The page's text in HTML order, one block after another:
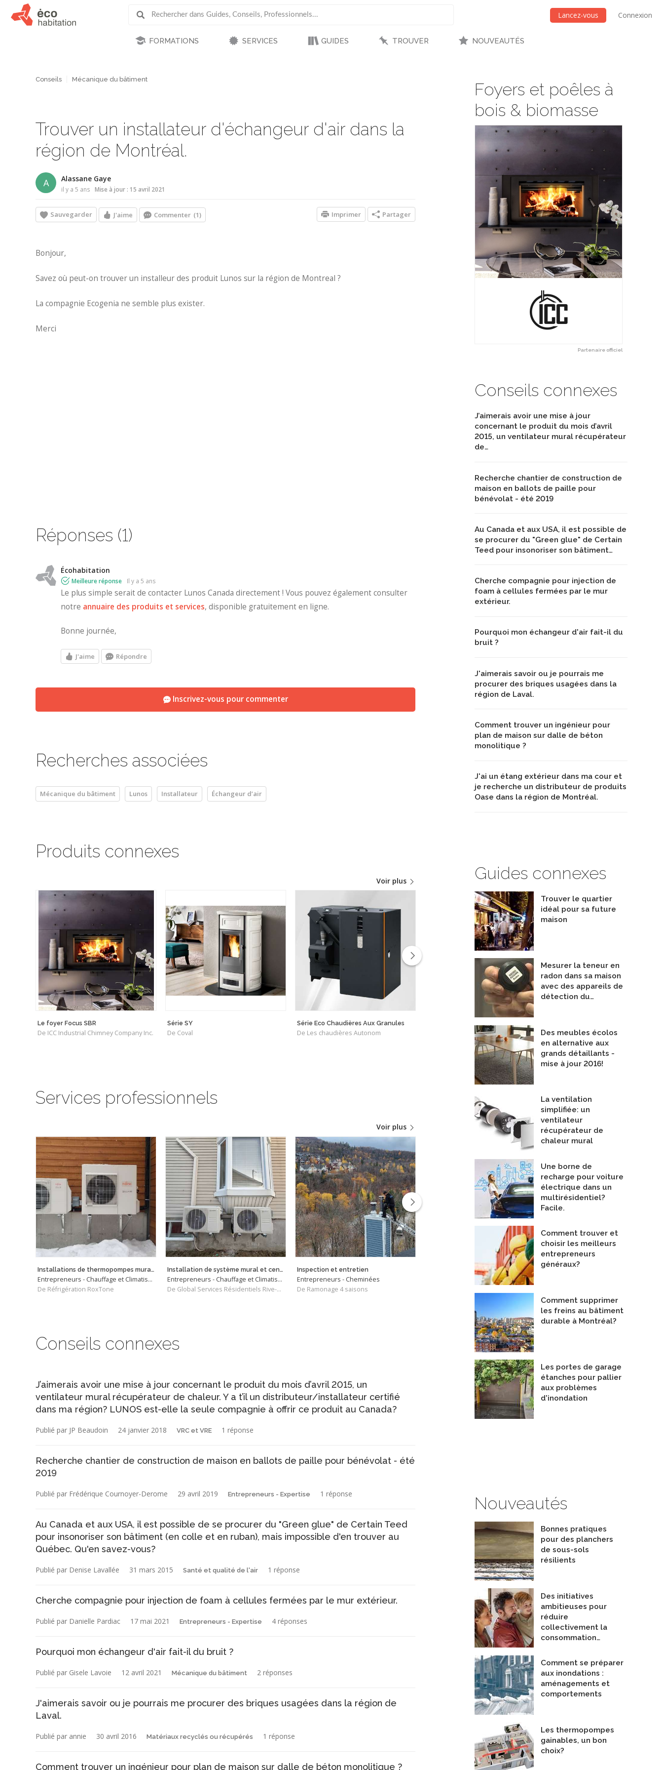
Lancez-vous Connexion
FORMATIONS SERVICES GUIDES TROUVER NOUVEAUTÉS
Foyers et poêles à
bois & biomasse
Partenaire officiel
Conseils connexes
J’aimerais avoir une mise à jour
concernant le produit du mois d’avril
2015, un ventilateur mural récupérateur
de…
Recherche chantier de construction de
maison en ballots de paille pour
bénévolat - été 2019
Au Canada et aux USA, il est possible de
se procurer du "Green glue" de Certain
Teed pour insonoriser son bâtiment…
Cherche compagnie pour injection de
foam à cellules fermées par le mur
extérieur.
Pourquoi mon échangeur d'air fait-il du
bruit ?
J'aimerais savoir ou je pourrais me
procurer des briques usagées dans la
région de Laval.
Comment trouver un ingénieur pour
plan de maison sur dalle de béton
monolitique ?
J'ai un étang extérieur dans ma cour et
je recherche un distributeur de produits
Oase dans la région de Montréal.
Guides connexes
Trouver le quartier
idéal pour sa future
maison
Mesurer la teneur en
radon dans sa maison
avec des appareils de
détection du…
Des meubles écolos
en alternative aux
grands détaillants -
mise à jour 2016!
La ventilation
simplifiée: un
ventilateur
récupérateur de
chaleur mural
Une borne de
recharge pour voiture
électrique dans un
multirésidentiel?
Facile.
Comment trouver et
choisir les meilleurs
entrepreneurs
généraux?
Comment supprimer
les freins au bâtiment
durable à Montréal?
Les portes de garage
étanches pour pallier
aux problèmes
d'inondation
Nouveautés
Bonnes pratiques
pour des planchers
de sous-sols
résilients
Des initiatives
ambitieuses pour
réduire
collectivement la
consommation…
Comment se préparer
aux inondations :
aménagements et
comportements
Les thermopompes
gainables, un bon
choix?
Conseils Mécanique du bâtiment
Trouver un installateur d'échangeur d'air dans la
région de Montréal.
A Alassane Gaye
il y a 5 ans Mise à jour : 15 avril 2021
Sauvegarder J'aime Commenter (1) Partager
Imprimer
Bonjour,
Savez où peut-on trouver un installeur des produit Lunos sur la région de Montreal ?
La compagnie Ecogenia ne semble plus exister.
Merci
Réponses (1)
Écohabitation
Meilleure réponse il y a 5 ans
Le plus simple serait de contacter Lunos Canada directement ! Vous pouvez également consulter
notre annuaire des produits et services, disponible gratuitement en ligne.
Bonne journée,
J'aime Répondre
Inscrivez-vous pour commenter
Recherches associées
Mécanique du bâtiment Lunos Installateur Échangeur d’air
Produits connexes
Voir plus
Le foyer Focus SBR
De ICC Industrial Chimney Company Inc.
Série SY
De Coval
Série Eco Chaudières Aux Granules
De Les chaudières Autonom De Lunos Canada
Services professionnels
Voir plus
Installations de thermopompes murales et centrales
Entrepreneurs - Chauffage et Climatisation
De Réfrigération RoxTone
Installation de système mural et central
Entrepreneurs - Chauffage et Climatisation
De Global Services Résidentiels Rive-Sud
Inspection et entretien
Entrepreneurs - Cheminées
De Ramonage 4 saisons
Nouveau système combiné
Conseils connexes
J’aimerais avoir une mise à jour concernant le produit du mois d’avril 2015, un
ventilateur mural récupérateur de chaleur. Y a t’il un distributeur/installateur certifié
dans ma région? LUNOS est-elle la seule compagnie à offrir ce produit au Canada?
Publié par JP Beaudoin 24 janvier 2018 VRC et VRE 1 réponse
Recherche chantier de construction de maison en ballots de paille pour bénévolat - été
2019
Publié par Frédérique Cournoyer-Derome 29 avril 2019 Entrepreneurs - Expertise 1 réponse
Au Canada et aux USA, il est possible de se procurer du "Green glue" de Certain Teed
pour insonoriser son bâtiment (en colle et en ruban), mais impossible d'en trouver au
Québec. Qu'en savez-vous?
Publié par Denise Lavallée 31 mars 2015 Santé et qualité de l'air 1 réponse
Cherche compagnie pour injection de foam à cellules fermées par le mur extérieur.
Publié par Danielle Pardiac 17 mai 2021 Entrepreneurs - Expertise 4 réponses
Pourquoi mon échangeur d'air fait-il du bruit ?
Publié par Gisele Lavoie 12 avril 2021 Mécanique du bâtiment 2 réponses
J'aimerais savoir ou je pourrais me procurer des briques usagées dans la région de
Laval.
Publié par annie 30 avril 2016 Matériaux recyclés ou récupérés 1 réponse
Comment trouver un ingénieur pour plan de maison sur dalle de béton monolitique ?